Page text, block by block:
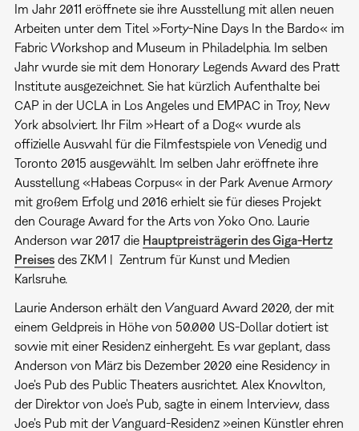
Im Jahr 2011 eröffnete sie ihre Ausstellung mit allen neuen
Arbeiten unter dem Titel »Forty-Nine Days In the Bardo« im
Fabric Workshop and Museum in Philadelphia. Im selben
Jahr wurde sie mit dem Honorary Legends Award des Pratt
Institute ausgezeichnet. Sie hat kürzlich Aufenthalte bei
CAP in der UCLA in Los Angeles und EMPAC in Troy, New
York absolviert. Ihr Film »Heart of a Dog« wurde als
offizielle Auswahl für die Filmfestspiele von Venedig und
Toronto 2015 ausgewählt. Im selben Jahr eröffnete ihre
Ausstellung «Habeas Corpus« in der Park Avenue Armory
mit großem Erfolg und 2016 erhielt sie für dieses Projekt
den Courage Award for the Arts von Yoko Ono. Laurie
Anderson war 2017 die Hauptpreisträgerin des Giga-Hertz
Preisesdes ZKM | Zentrum für Kunst und Medien
Karlsruhe.
Laurie Anderson erhält den Vanguard Award 2020, der mit
einem Geldpreis in Höhe von 50.000 US-Dollar dotiert ist
sowie mit einer Residenz einhergeht. Es war geplant, dass
Anderson von März bis Dezember 2020 eine Residency in
Joe's Pub des Public Theaters ausrichtet. Alex Knowlton,
der Direktor von Joe's Pub, sagte in einem Interview, dass
Joe's Pub mit der Vanguard-Residenz »einen Künstler ehren